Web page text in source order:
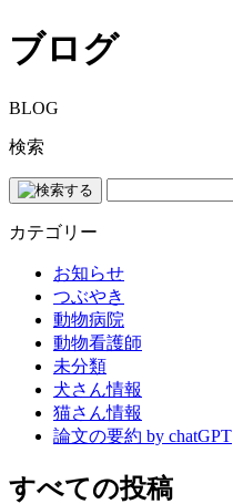
ブログ
BLOG
検索
カテゴリー
お知らせ
つぶやき
動物病院
動物看護師
未分類
犬さん情報
猫さん情報
論文の要約 by chatGPT
すべての投稿